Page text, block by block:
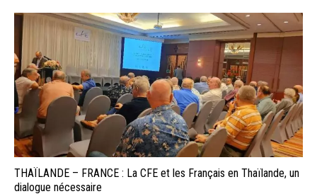
THAÏLANDE – FRANCE : La CFE et les Français en Thaïlande, un
dialogue nécessaire